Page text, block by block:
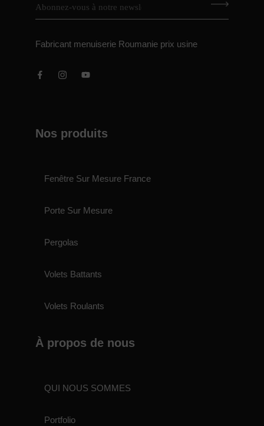
Fabricant menuiserie Roumanie prix usine
Nos produits
Fenêtre Sur Mesure France
Porte Sur Mesure
Pergolas
Volets Battants
Volets Roulants
À propos de nous
QUI NOUS SOMMES
Portfolio